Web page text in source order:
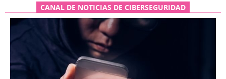
CANAL DE NOTICIAS DE CIBERSEGURIDAD